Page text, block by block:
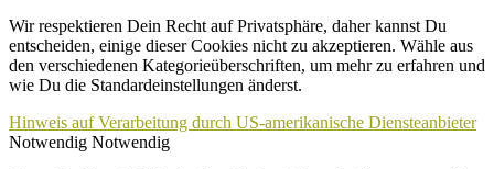
Wir respektieren Dein Recht auf Privatsphäre, daher kannst Du
entscheiden, einige dieser Cookies nicht zu akzeptieren. Wähle aus
den verschiedenen Kategorieüberschriften, um mehr zu erfahren und
wie Du die Standardeinstellungen änderst.
Hinweis auf Verarbeitung durch US-amerikanische Diensteanbieter
Notwendig Notwendig